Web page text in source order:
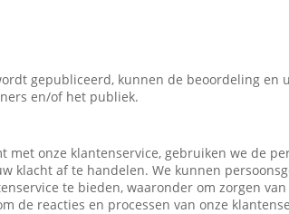
gepubliceerd, kunnen de beoordeling en
en/of het publiek.
met onze klantenservice, gebruiken we de
klacht af te handelen. We kunnen
te bieden, waaronder om zorgen
de reacties en processen van onze